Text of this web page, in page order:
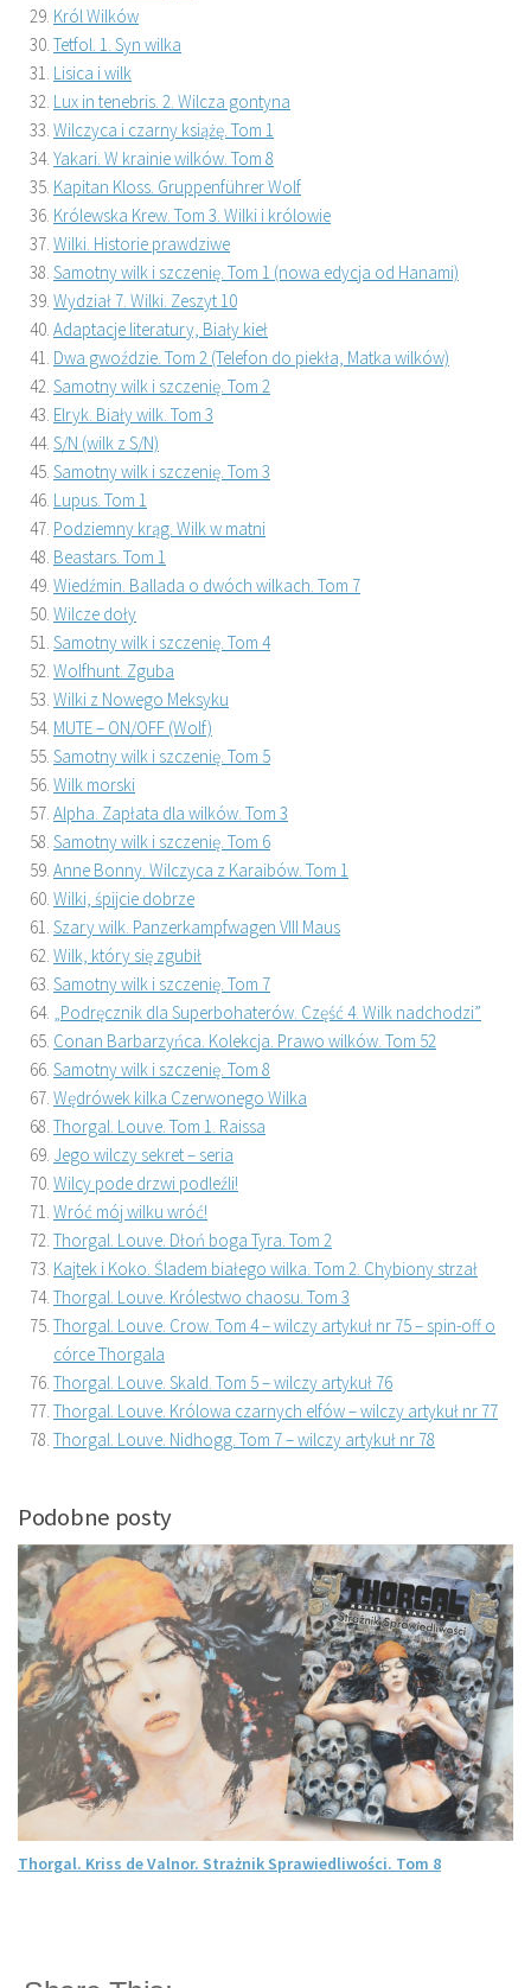
Król Wilków
Tetfol. 1. Syn wilka
Lisica i wilk
Lux in tenebris. 2. Wilcza gontyna
Wilczyca i czarny książę. Tom 1
Yakari. W krainie wilków. Tom 8
Kapitan Kloss. Gruppenführer Wolf
Królewska Krew. Tom 3. Wilki i królowie
Wilki. Historie prawdziwe
Samotny wilk i szczenię. Tom 1 (nowa edycja od Hanami)
Wydział 7. Wilki. Zeszyt 10
Adaptacje literatury, Biały kieł
Dwa gwoździe. Tom 2 (Telefon do piekła, Matka wilków)
Samotny wilk i szczenię. Tom 2
Elryk. Biały wilk. Tom 3
S/N (wilk z S/N)
Samotny wilk i szczenię. Tom 3
Lupus. Tom 1
Podziemny krąg. Wilk w matni
Beastars. Tom 1
Wiedźmin. Ballada o dwóch wilkach. Tom 7
Wilcze doły
Samotny wilk i szczenię. Tom 4
Wolfhunt. Zguba
Wilki z Nowego Meksyku
MUTE – ON/OFF (Wolf)
Samotny wilk i szczenię. Tom 5
Wilk morski
Alpha. Zapłata dla wilków. Tom 3
Samotny wilk i szczenię. Tom 6
Anne Bonny. Wilczyca z Karaibów. Tom 1
Wilki, śpijcie dobrze
Szary wilk. Panzerkampfwagen VIII Maus
Wilk, który się zgubił
Samotny wilk i szczenię. Tom 7
„Podręcznik dla Superbohaterów. Część 4. Wilk nadchodzi”
Conan Barbarzyńca. Kolekcja. Prawo wilków. Tom 52
Samotny wilk i szczenię. Tom 8
Wędrówek kilka Czerwonego Wilka
Thorgal. Louve. Tom 1. Raissa
Jego wilczy sekret – seria
Wilcy pode drzwi podleźli!
Wróć mój wilku wróć!
Thorgal. Louve. Dłoń boga Tyra. Tom 2
Kajtek i Koko. Śladem białego wilka. Tom 2. Chybiony strzał
Thorgal. Louve. Królestwo chaosu. Tom 3
Thorgal. Louve. Crow. Tom 4 – wilczy artykuł nr 75 – spin-off o
córce Thorgala
Thorgal. Louve. Skald. Tom 5 – wilczy artykuł 76
Thorgal. Louve. Królowa czarnych elfów – wilczy artykuł nr 77
Thorgal. Louve. Nidhogg. Tom 7 – wilczy artykuł nr 78
Podobne posty
Thorgal. Kriss de Valnor. Strażnik Sprawiedliwości. Tom 8